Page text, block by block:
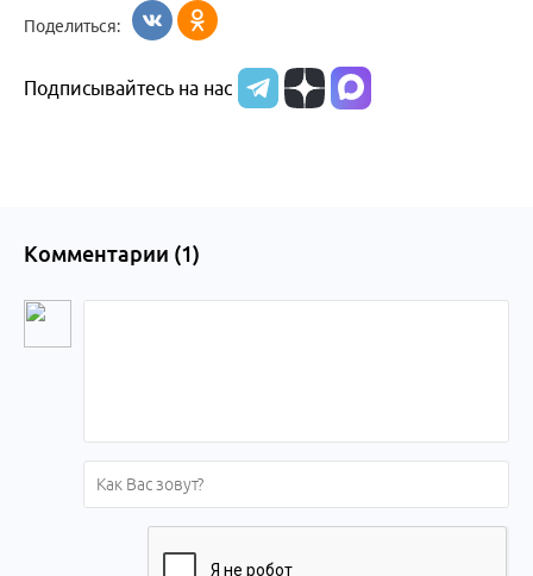
Поделиться:
Подписывайтесь на нас
Комментарии (1)